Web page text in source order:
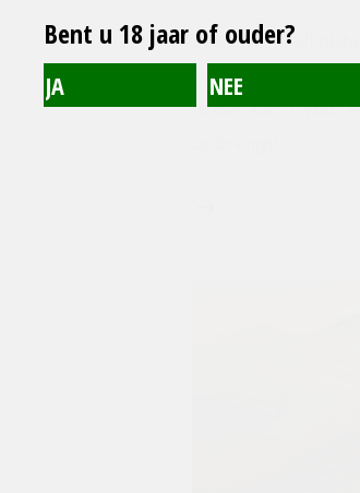
Beste
verrassende
tulpen kunt u voor
Bent u 18 jaar of ouder?